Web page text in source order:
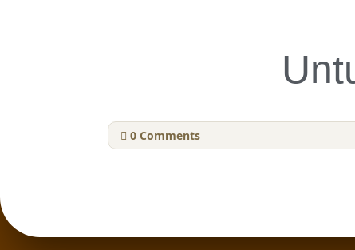
0 Comments